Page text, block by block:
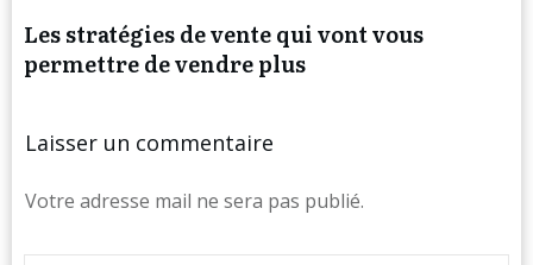
Les stratégies de vente qui vont vous
permettre de vendre plus
Laisser un commentaire
Votre adresse mail ne sera pas publié.